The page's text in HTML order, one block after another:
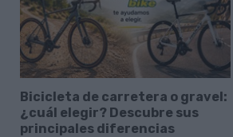
Bicicleta de carretera o gravel:
¿cuál elegir? Descubre sus
principales diferencias